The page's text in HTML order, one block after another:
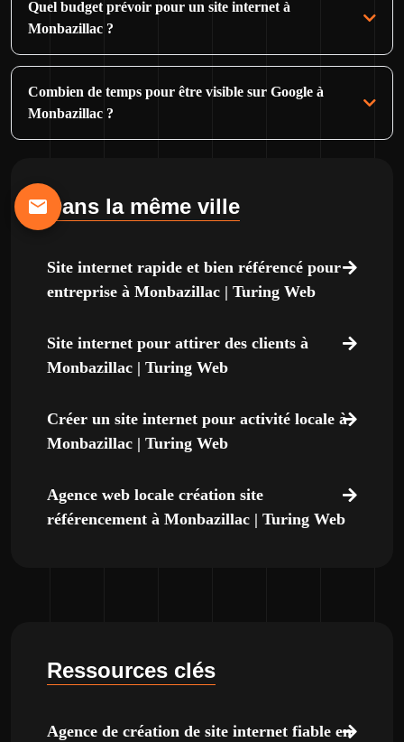
Quel budget prévoir pour un site internet à
Monbazillac ?
Combien de temps pour être visible sur Google à
Monbazillac ?
Dans la même ville
Site internet rapide et bien référencé pour
entreprise à Monbazillac | Turing Web
Site internet pour attirer des clients à
Monbazillac | Turing Web
Créer un site internet pour activité locale à
Monbazillac | Turing Web
Agence web locale création site
référencement à Monbazillac | Turing Web
Ressources clés
Agence de création de site internet fiable en